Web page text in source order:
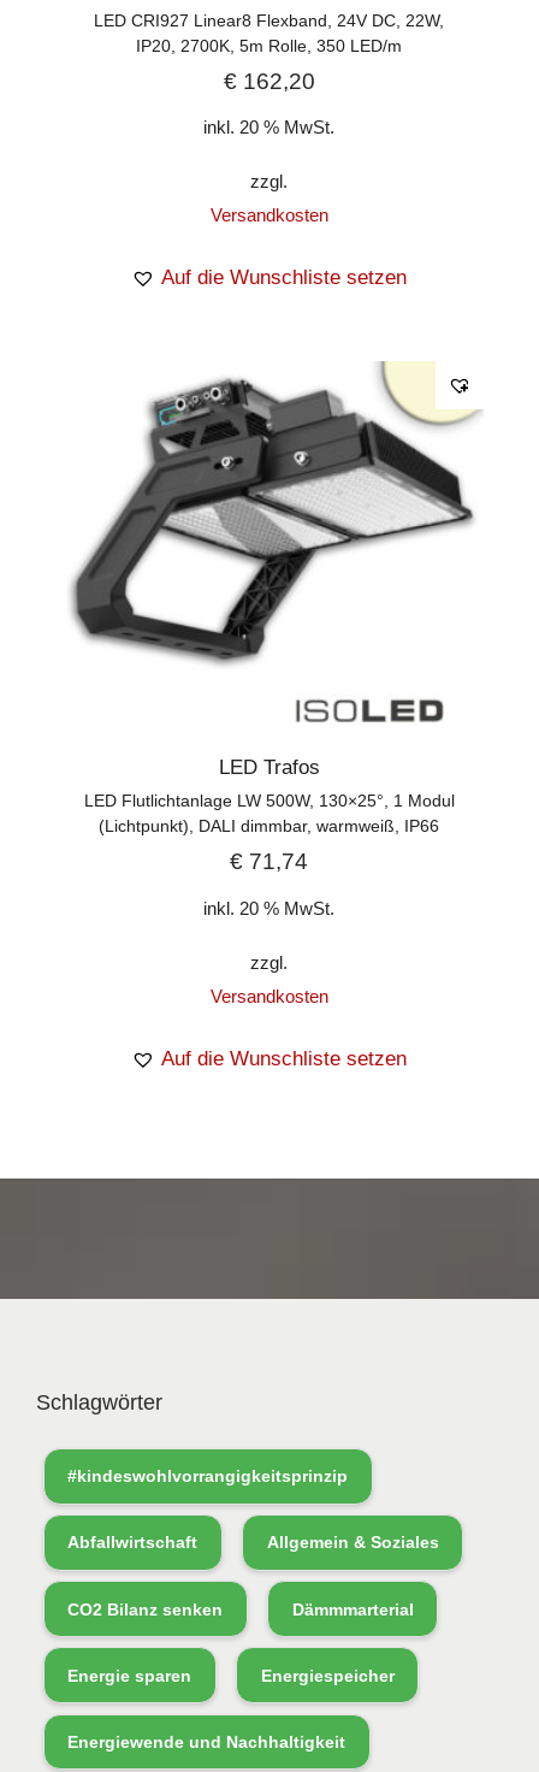
LED CRI927 Linear8 Flexband, 24V DC, 22W,
IP20, 2700K, 5m Rolle, 350 LED/m
€162,20
inkl. 20 % MwSt.
zzgl.
Versandkosten
Auf die Wunschliste setzen
LED Trafos
LED Flutlichtanlage LW 500W, 130×25°, 1 Modul
(Lichtpunkt), DALI dimmbar, warmweiß, IP66
€ 71,74
inkl. 20 % MwSt.
zzgl.
Versandkosten
Auf die Wunschliste setzen
Schlagwörter
#kindeswohlvorrangigkeitsprinzip
Abfallwirtschaft Allgemein & Soziales
CO2 Bilanz senken Dämmmarterial
Energie sparen Energiespeicher
Energiewende und Nachhaltigkeit